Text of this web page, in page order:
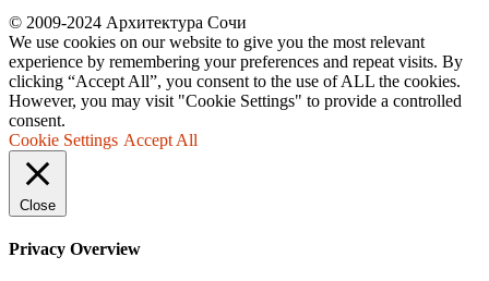
© 2009-2024 Архитектура Сочи
We use cookies on our website to give you the most relevant
experience by remembering your preferences and repeat visits. By
clicking “Accept All”, you consent to the use of ALL the cookies.
However, you may visit "Cookie Settings" to provide a controlled
consent.
Cookie Settings Accept All
Close
Privacy Overview